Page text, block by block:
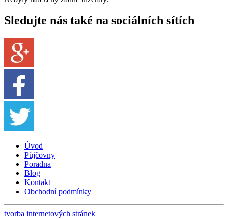
Sledujte nás také na sociálních sítích
Úvod
Půjčovny
Poradna
Blog
Kontakt
Obchodní podmínky
tvorba internetových stránek